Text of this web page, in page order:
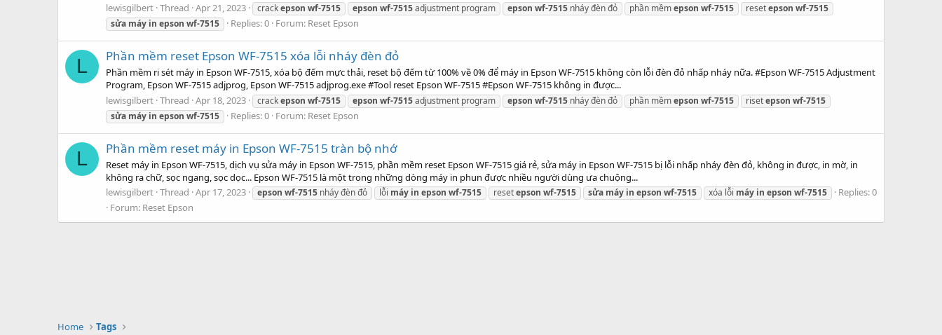
lewisgilbert Thread Apr 21, 2023 crackepson wf-7515 epson wf-7515adjustment program epson wf-7515 nháy đèn đỏ phần mềmepson wf-7515 resetepson wf-7515
sửa máy in epson wf-7515 Replies: 0 Forum: Reset Epson
L Phần mềm reset Epson WF-7515 xóa lỗi nháy đèn đỏ
Phần mềm ri sét máy in Epson WF-7515, xóa bộ đếm mực thải, reset bộ đếm từ 100% về 0% để máy in Epson WF-7515 không còn lỗi đèn đỏ nhấp nháy nữa. #Epson WF-7515 Adjustment
Program, Epson WF-7515 adjprog, Epson WF-7515 adjprog.exe #Tool reset Epson WF-7515 #Epson WF-7515 không in được...
lewisgilbert Thread Apr 18, 2023 crackepson wf-7515 epson wf-7515adjustment program epson wf-7515 nháy đèn đỏ phần mềmepson wf-7515 risetepson wf-7515
sửa máy in epson wf-7515 Replies: 0 Forum: Reset Epson
L Phần mềm reset máy in Epson WF-7515 tràn bộ nhớ
Reset máy in Epson WF-7515, dịch vụ sửa máy in Epson WF-7515, phần mềm reset Epson WF-7515 giá rẻ, sửa máy in Epson WF-7515 bị lỗi nhấp nháy đèn đỏ, không in được, in mờ, in
không ra chữ, sọc ngang, sọc dọc... Epson WF-7515 là một trong những dòng máy in phun được nhiều người dùng ưa chuộng...
lewisgilbert Thread Apr 17, 2023 epson wf-7515 nháy đèn đỏ lỗi máy in epson wf-7515 resetepson wf-7515 sửa máy in epson wf-7515 xóa lỗi máy in epson wf-7515
Replies: 0
Forum: Reset Epson
Home Tags